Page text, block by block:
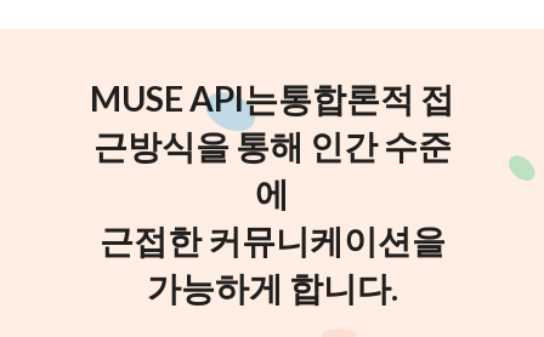
MUSE API는통합론적 접
근방식을 통해 인간 수준
에
근접한 커뮤니케이션을
가능하게 합니다.